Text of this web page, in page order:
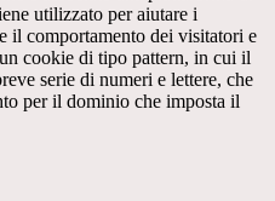
utilizzato per aiutare i
il comportamento dei visitatori e
cookie di tipo pattern, in cui il
serie di numeri e lettere, che
per il dominio che imposta il